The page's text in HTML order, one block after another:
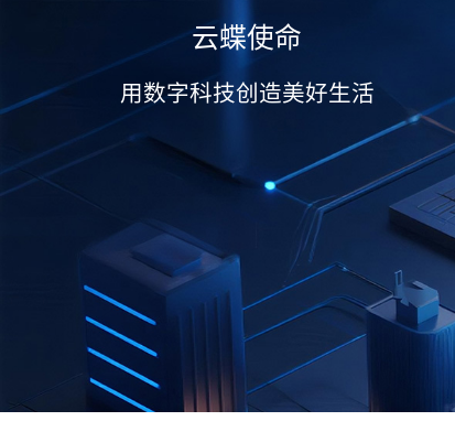
云蝶使命
用数字科技创造美好生活